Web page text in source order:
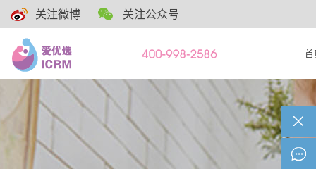
关注微博 关注公众号